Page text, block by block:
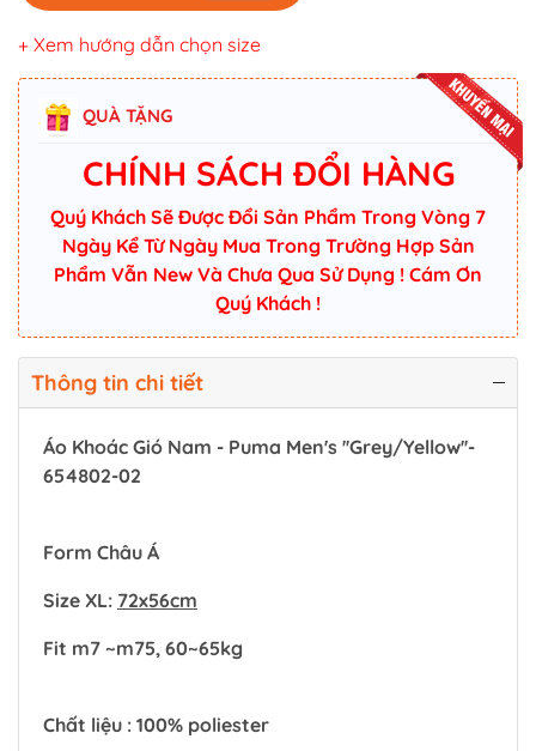
+ Xem hướng dẫn chọn size
QUÀ TẶNG
CHÍNH SÁCH ĐỔI HÀNG
Quý Khách Sẽ Được Đổi Sản Phẩm Trong Vòng 7
Ngày Kể Từ Ngày Mua Trong Trường Hợp Sản
Phẩm Vẫn New Và Chưa Qua Sử Dụng ! Cám Ơn
Quý Khách !
Thông tin chi tiết
Áo Khoác Gió Nam - Puma Men's ''Grey/Yellow''-
654802-02
Form Châu Á
Size XL: 72x56cm
Fit m7 ~m75, 60~65kg
Chất liệu : 100% poliester